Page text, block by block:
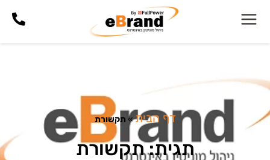
דף הבית» תקשורת
תגית: תקשורת